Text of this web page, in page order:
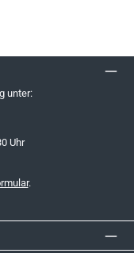
unter:
Uhr
.